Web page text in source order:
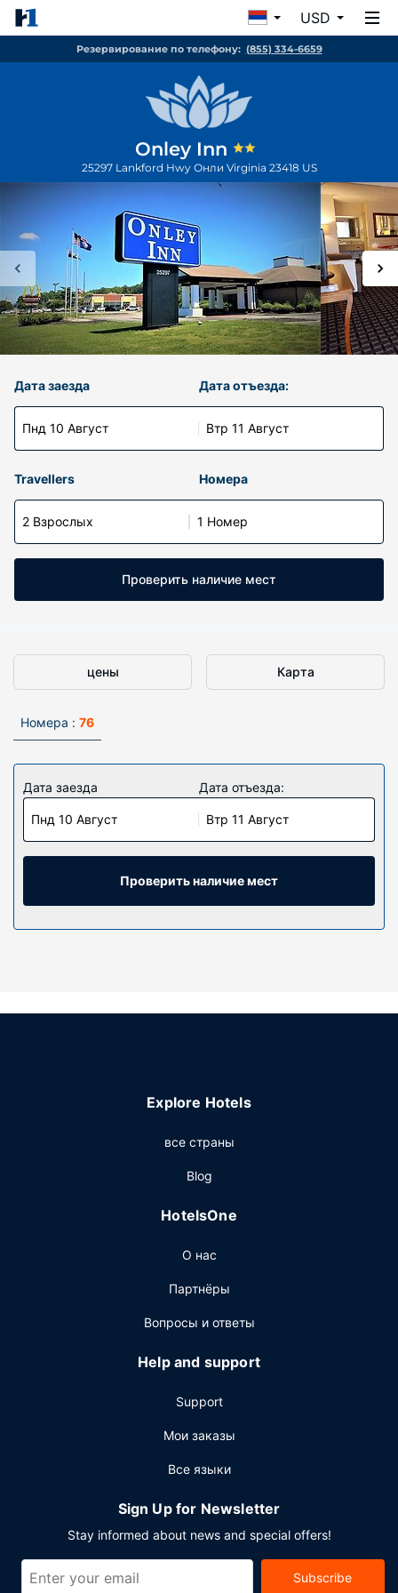
USD
Резервирование по телефону: (855) 334-6659
Onley Inn
25297 Lankford Hwy Онли Virginia 23418 US
Дата заезда
Пнд 10 Август
Дата отъезда:
Втр 11 Август
Travellers Номера
2 Взрослых 1 Номер
Проверить наличие мест
цены Карта
Номера : 76
Дата заезда
Пнд 10 Август
Дата отъезда:
Втр 11 Август
Проверить наличие мест
Explore Hotels
все страны
Blog
HotelsOne
О нас
Партнёры
Вопросы и ответы
Help and support
Support
Мои заказы
Все языки
Sign Up for Newsletter
Stay informed about news and special offers!
Subscribe